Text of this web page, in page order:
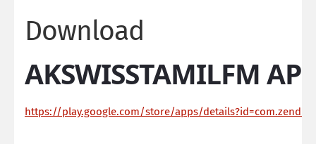
Download
AKSWISSTAMILFM
https://play.google.com/store/apps/